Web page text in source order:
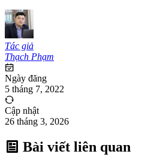
Tác giả
Thạch Phạm
Ngày đăng
5 tháng 7, 2022
Cập nhật
26 tháng 3, 2026
Bài viết liên quan